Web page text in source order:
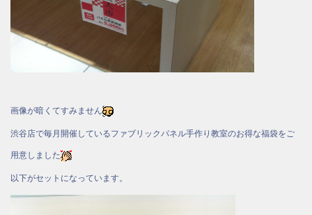
画像が暗くてすみません
渋谷店で毎月開催しているファブリックパネル手作り教室のお得な福袋をご
用意しました
以下がセットになっています。